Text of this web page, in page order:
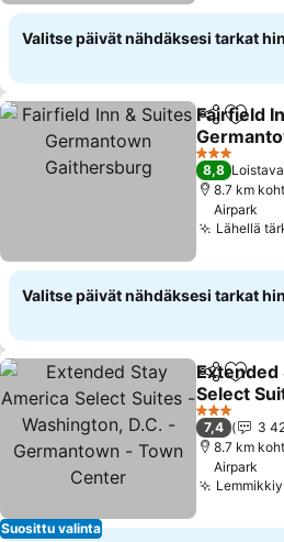
Valitse päivät nähdäksesi tarkat
Jaa Lisää
Fairfield
Katso
3 Tähtiluokitus
8,8 Loistava
8.7 km
Airpark
Lähellä
Valitse päivät nähdäksesi tarkat
Suosittu valinta
Jaa Lisää
Extended
Select
Center
Katso
3 Tähtiluokitus
7,4
3
8.7 km
Airpark